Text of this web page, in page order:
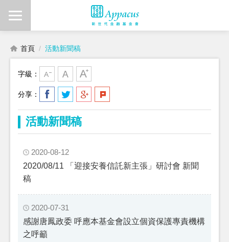
首頁 活動新聞稿
字級：
分享：
活動新聞稿
2020-08-12
2020/08/11 「迎接安養信託新主張」研討會 新聞
稿
2020-07-31
感謝唐鳳政委 呼應本基金會設立個資保護專責機構
之呼籲